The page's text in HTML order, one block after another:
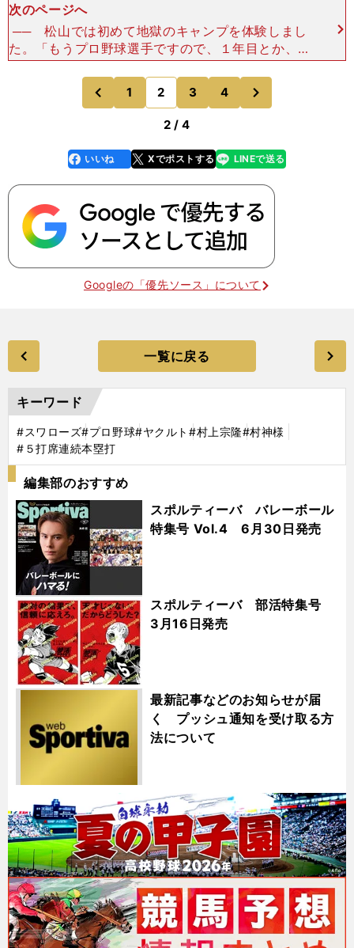
次のページへ
── 松山では初めて地獄のキャンプを体験しまし
た。「もうプロ野球選手ですので、１年目とか、初
めてとかは関係ないと思っています。練習について
いくとかではなく、自分で考えてしっかり行動しよ
うと。一軍で打
前
のページへ
1 2 3 4
のページへ
2 / 4
faceboo
k
いいね Xでポストする
line LINEで送る
Googleの「優先ソース」について
一覧に戻る
キーワード
#スワローズ#プロ野球#ヤクルト #村上宗隆#村神様
#５打席連続本塁打
編集部のおすすめ
スポルティーバ バレーボール
特集号 Vol.4 6月30日発売
スポルティーバ 部活特集号
3月16日発売
最新記事などのお知らせが届
く プッシュ通知を受け取る方
法について